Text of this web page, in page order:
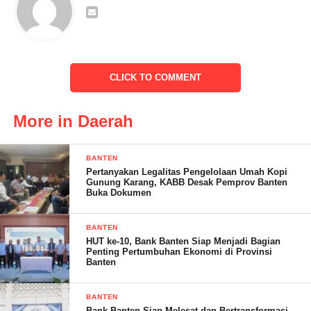
Adapun makanan tambahan di berikan kepada balita berupa
CLICK TO COMMENT
More in Daerah
BANTEN
Pertanyakan Legalitas Pengelolaan Umah Kopi
Gunung Karang, KABB Desak Pemprov Banten
Buka Dokumen
BANTEN
HUT ke-10, Bank Banten Siap Menjadi Bagian
Penting Pertumbuhan Ekonomi di Provinsi
Banten
BANTEN